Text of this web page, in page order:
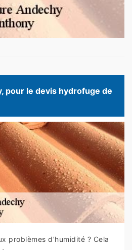
pour le devis hydrofuge de
problèmes d’humidité ? Cela